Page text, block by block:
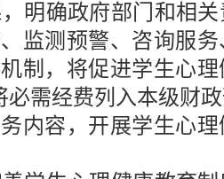
明确政府部门和相
监测预警、咨询服
制，将促进学生心
需经费列入本级财
内容，开展学生心